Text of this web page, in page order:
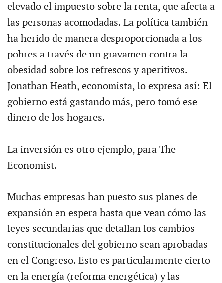
elevado el impuesto sobre la renta, que afecta a
las personas acomodadas. La política también
ha herido de manera desproporcionada a los
pobres a través de un gravamen contra la
obesidad sobre los refrescos y aperitivos.
Jonathan Heath, economista, lo expresa así: El
gobierno está gastando más, pero tomó ese
dinero de los hogares.
La inversión es otro ejemplo, para The
Economist.
Muchas empresas han puesto sus planes de
expansión en espera hasta que vean cómo las
leyes secundarias que detallan los cambios
constitucionales del gobierno sean aprobadas
en el Congreso. Esto es particularmente cierto
en la energía (reforma energética) y las